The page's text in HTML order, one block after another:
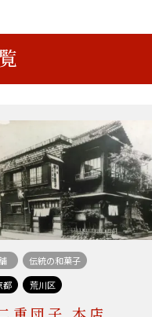
伝統の和菓子
都
荒川区